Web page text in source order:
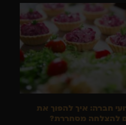
חברה: איך להפוך את
להצלחה מסחררת?